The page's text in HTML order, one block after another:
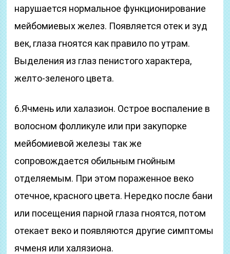
нарушается нормальное функционирование
мейбомиевых желез. Появляется отек и зуд
век, глаза гноятся как правило по утрам.
Выделения из глаз пенистого характера,
желто-зеленого цвета.
6.Ячмень или халазион. Острое воспаление в
волосном фолликуле или при закупорке
мейбомиевой железы так же
сопровождается обильным гнойным
отделяемым. При этом пораженное веко
отечное, красного цвета. Нередко после бани
или посещения парной глаза гноятся, потом
отекает веко и появляются другие симптомы
ячменя или халязиона.